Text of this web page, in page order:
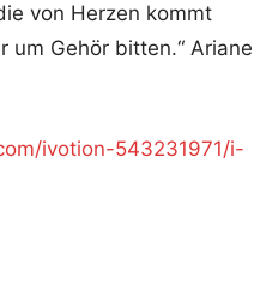
von Herzen kommt
um Gehör bitten.“ Ariane
ivotion-543231971/i-